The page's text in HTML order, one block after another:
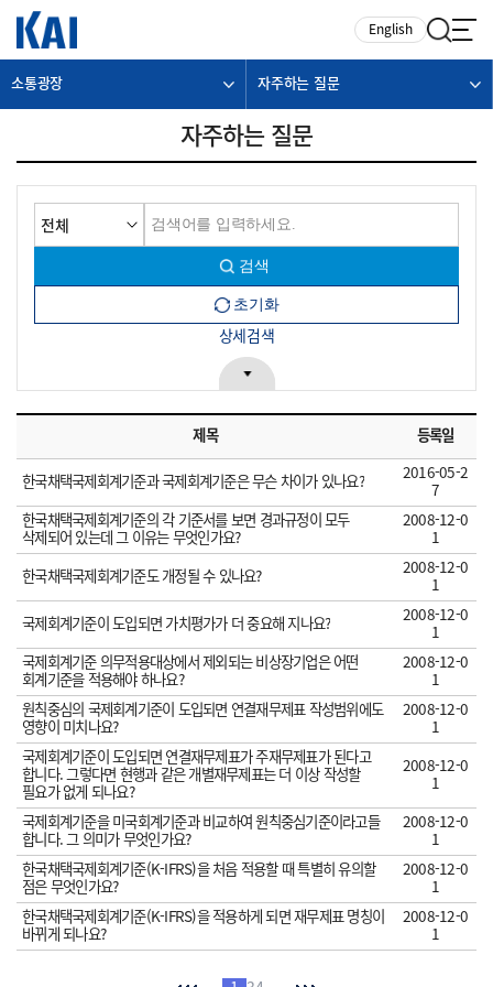
English
소통광장 자주하는 질문
자주하는 질문
상세검색
제목 등록일
한국채택국제회계기준과 국제회계기준은 무슨 차이가 있나요?
2016-05-2
7
한국채택국제회계기준의 각 기준서를 보면 경과규정이 모두
삭제되어 있는데 그 이유는 무엇인가요?
2008-12-0
1
한국채택국제회계기준도 개정될 수 있나요?
2008-12-0
1
국제회계기준이 도입되면 가치평가가 더 중요해 지나요?
2008-12-0
1
국제회계기준 의무적용대상에서 제외되는 비상장기업은 어떤
회계기준을 적용해야 하나요?
2008-12-0
1
원칙중심의 국제회계기준이 도입되면 연결재무제표 작성범위에도
영향이 미치나요?
2008-12-0
1
국제회계기준이 도입되면 연결재무제표가 주재무제표가 된다고
합니다. 그렇다면 현행과 같은 개별재무제표는 더 이상 작성할
필요가 없게 되나요?
2008-12-0
1
국제회계기준을 미국회계기준과 비교하여 원칙중심기준이라고들
합니다. 그 의미가 무엇인가요?
2008-12-0
1
한국채택국제회계기준(K-IFRS)을 처음 적용할 때 특별히 유의할
점은 무엇인가요?
2008-12-0
1
한국채택국제회계기준(K-IFRS)을 적용하게 되면 재무제표 명칭이
바뀌게 되나요?
2008-12-0
1